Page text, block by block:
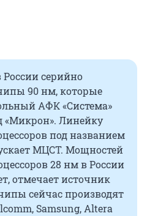
серийно
90 нм, которые
АФК «Система»
«Микрон». Линейку
под названием
МЦСТ. Мощностей
28 нм в России
отмечает источник
сейчас производят
Samsung, Altera